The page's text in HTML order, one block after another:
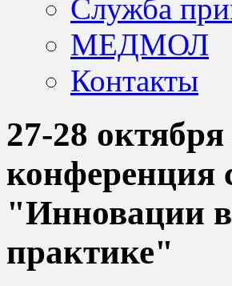
Служба
МЕДМОЛ
Контакты
27-28
конференция
"Инновации
практике"